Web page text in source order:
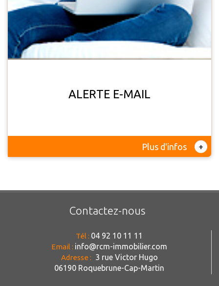
ALERTE E-MAIL
Plus d'infos +
Contactez-nous
Tél : 04 92 10 11 11
Email : info@rcm-immobilier.com
Adresse : 3 rue Victor Hugo
06190 Roquebrune-Cap-Martin